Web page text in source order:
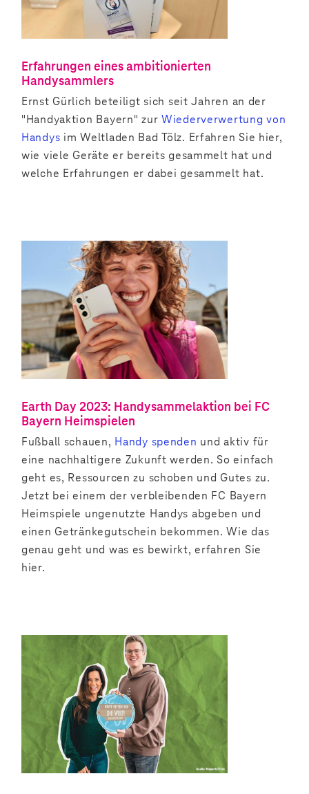
Erfahrungen eines ambitionierten
Handysammlers
Ernst Gürlich beteiligt sich seit Jahren an der
"Handyaktion Bayern" zurWiederverwertung von
Handys im Weltladen Bad Tölz. Erfahren Sie hier,
wie viele Geräte er bereits gesammelt hat und
welche Erfahrungen er dabei gesammelt hat.
Earth Day 2023: Handysammelaktion bei FC
Bayern Heimspielen
Fußball schauen, Handy spenden und aktiv für
eine nachhaltigere Zukunft werden. So einfach
geht es, Ressourcen zu schoben und Gutes zu.
Jetzt bei einem der verbleibenden FC Bayern
Heimspiele ungenutzte Handys abgeben und
einen Getränkegutschein bekommen. Wie das
genau geht und was es bewirkt, erfahren Sie
hier.